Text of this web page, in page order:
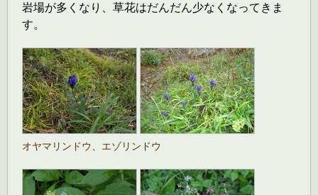
岩場が多くなり、草花はだんだん少なくなってきま
す。
オヤマリンドウ、エゾリンドウ